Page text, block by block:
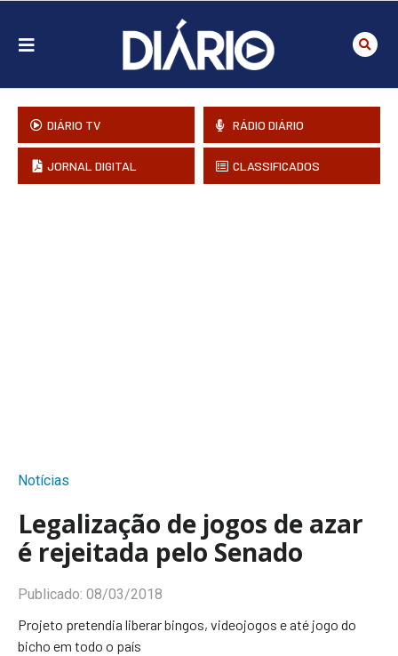
DIÁRIO TV RÁDIO DIÁRIO
JORNAL DIGITAL CLASSIFICADOS
Notícias
Legalização de jogos de azar
é rejeitada pelo Senado
Publicado: 08/03/2018
Projeto pretendia liberar bingos, videojogos e até jogo do
bicho em todo o país